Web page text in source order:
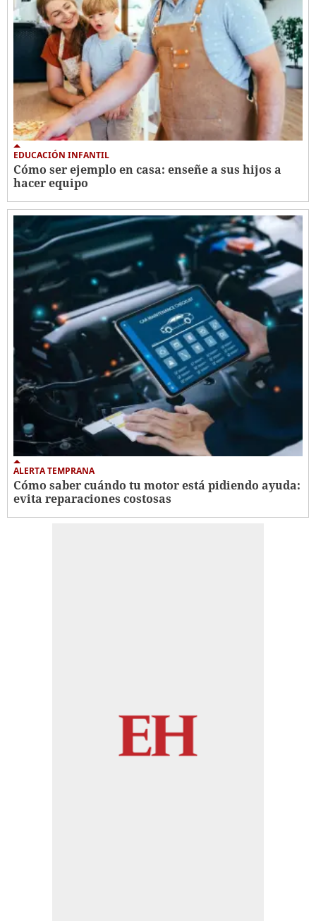
EDUCACIÓN INFANTIL
Cómo ser ejemplo en casa: enseñe a sus hijos a
hacer equipo
ALERTA TEMPRANA
Cómo saber cuándo tu motor está pidiendo ayuda:
evita reparaciones costosas